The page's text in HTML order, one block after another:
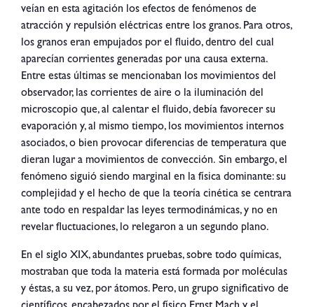
veían en esta agitación los efectos de fenómenos de
atracción y repulsión eléctricas entre los granos. Para otros,
los granos eran empujados por el fluido, dentro del cual
aparecían corrientes generadas por una causa externa.
Entre estas últimas se mencionaban los movimientos del
observador, las corrientes de aire o la iluminación del
microscopio que, al calentar el fluido, debía favorecer su
evaporación y, al mismo tiempo, los movimientos internos
asociados, o bien provocar diferencias de temperatura que
dieran lugar a movimientos de convección. Sin embargo, el
fenómeno siguió siendo marginal en la física dominante: su
complejidad y el hecho de que la teoría cinética se centrara
ante todo en respaldar las leyes termodinámicas, y no en
revelar fluctuaciones, lo relegaron a un segundo plano.
En el siglo XIX, abundantes pruebas, sobre todo químicas,
mostraban que toda la materia está formada por moléculas
y éstas, a su vez, por átomos. Pero, un grupo significativo de